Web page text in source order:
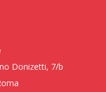
Donizetti, 7/b